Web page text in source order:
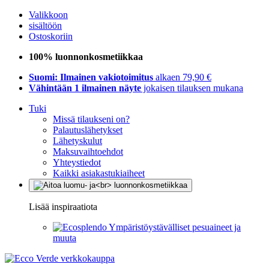
Valikkoon
sisältöön
Ostoskoriin
100% luonnonkosmetiikkaa
Suomi: Ilmainen vakiotoimitus alkaen 79,90 €
Vähintään 1 ilmainen näyte jokaisen tilauksen mukana
Tuki
Missä tilaukseni on?
Palautuslähetykset
Lähetyskulut
Maksuvaihtoehdot
Yhteystiedot
Kaikki asiakastukiaiheet
Lisää inspiraatiota
Ympäristöystävälliset pesuaineet ja
muuta